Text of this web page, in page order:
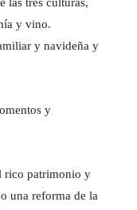
y vino.
y navideña y
y
rico patrimonio y
una reforma de la